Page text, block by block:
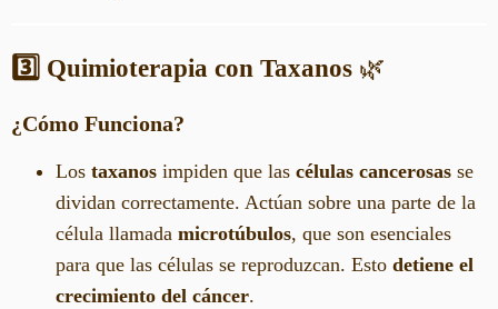
3️⃣ Quimioterapia con Taxanos 🌿
¿Cómo Funciona?
Los taxanos impiden que las células cancerosas se
dividan correctamente. Actúan sobre una parte de la
célula llamada microtúbulos, que son esenciales
para que las células se reproduzcan. Esto detiene el
crecimiento del cáncer.